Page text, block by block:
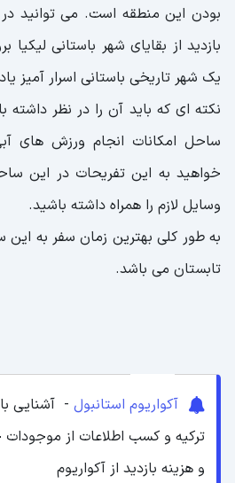
بودن این منطقه است. می توانید
بازدید از بقایای شهر باستانی لیکیا
یک شهر تاریخی باستانی اسرار آمیز
نکته ای که باید آن را در نظر
ساحل امکانات انجام ورزش های
خواهید به این تفریحات در این
وسایل لازم را همراه داشته باشید.
به طور کلی بهترین زمان سفر به
تابستان می باشد.
آکواریوم استانبول - آشنایی با
ترکیه و کسب اطلاعات از
و هزینه بازدید از آکواریوم